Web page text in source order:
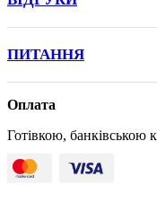
ПИТАННЯ
Оплата
Готівкою, банківською